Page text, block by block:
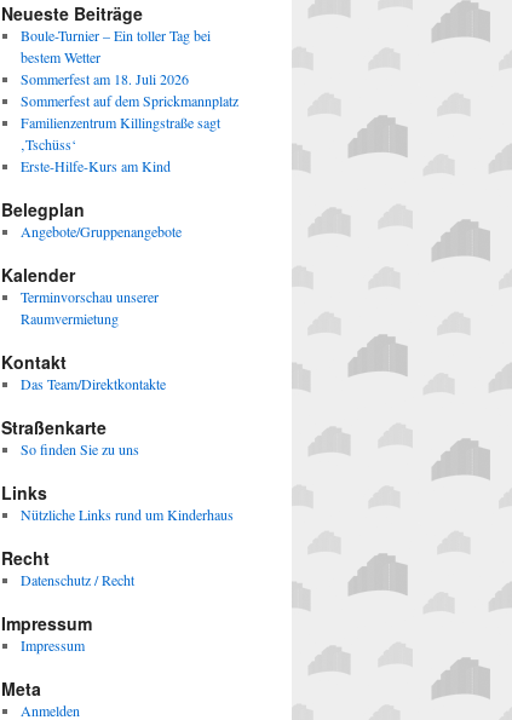
Neueste Beiträge
Boule-Turnier – Ein toller Tag bei
bestem Wetter
Sommerfest am 18. Juli 2026
Sommerfest auf dem Sprickmannplatz
Familienzentrum Killingstraße sagt
‚Tschüss‘
Erste-Hilfe-Kurs am Kind
Belegplan
Angebote/Gruppenangebote
Kalender
Terminvorschau unserer
Raumvermietung
Kontakt
Das Team/Direktkontakte
Straßenkarte
So finden Sie zu uns
Links
Nützliche Links rund um Kinderhaus
Recht
Datenschutz / Recht
Impressum
Impressum
Meta
Anmelden